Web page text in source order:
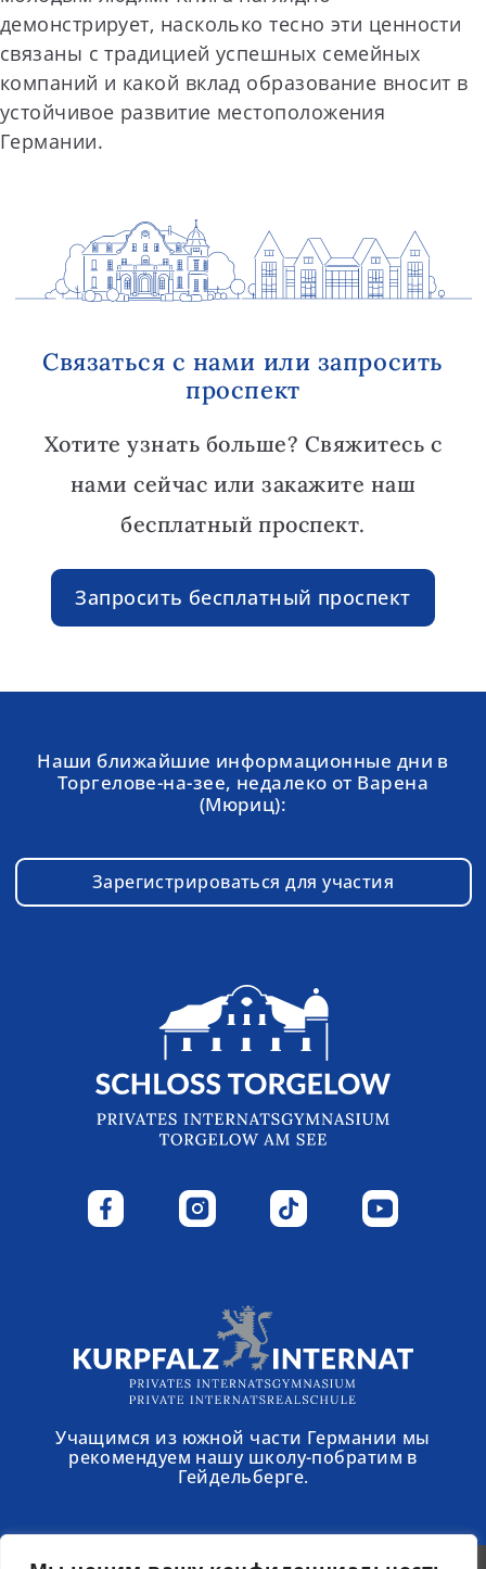
демонстрирует, насколько тесно эти ценности
связаны с традицией успешных семейных
компаний и какой вклад образование вносит в
устойчивое развитие местоположения
Германии.
Связаться с нами или запросить
проспект
Хотите узнать больше? Свяжитесь с
нами сейчас или закажите наш
бесплатный проспект.
Запросить бесплатный проспект
Наши ближайшие информационные дни в
Торгелове-на-зее, недалеко от Варена
(Мюриц):
Зарегистрироваться для участия
Учащимся из южной части Германии мы
рекомендуем нашу школу-побратим в
Гейдельберге.